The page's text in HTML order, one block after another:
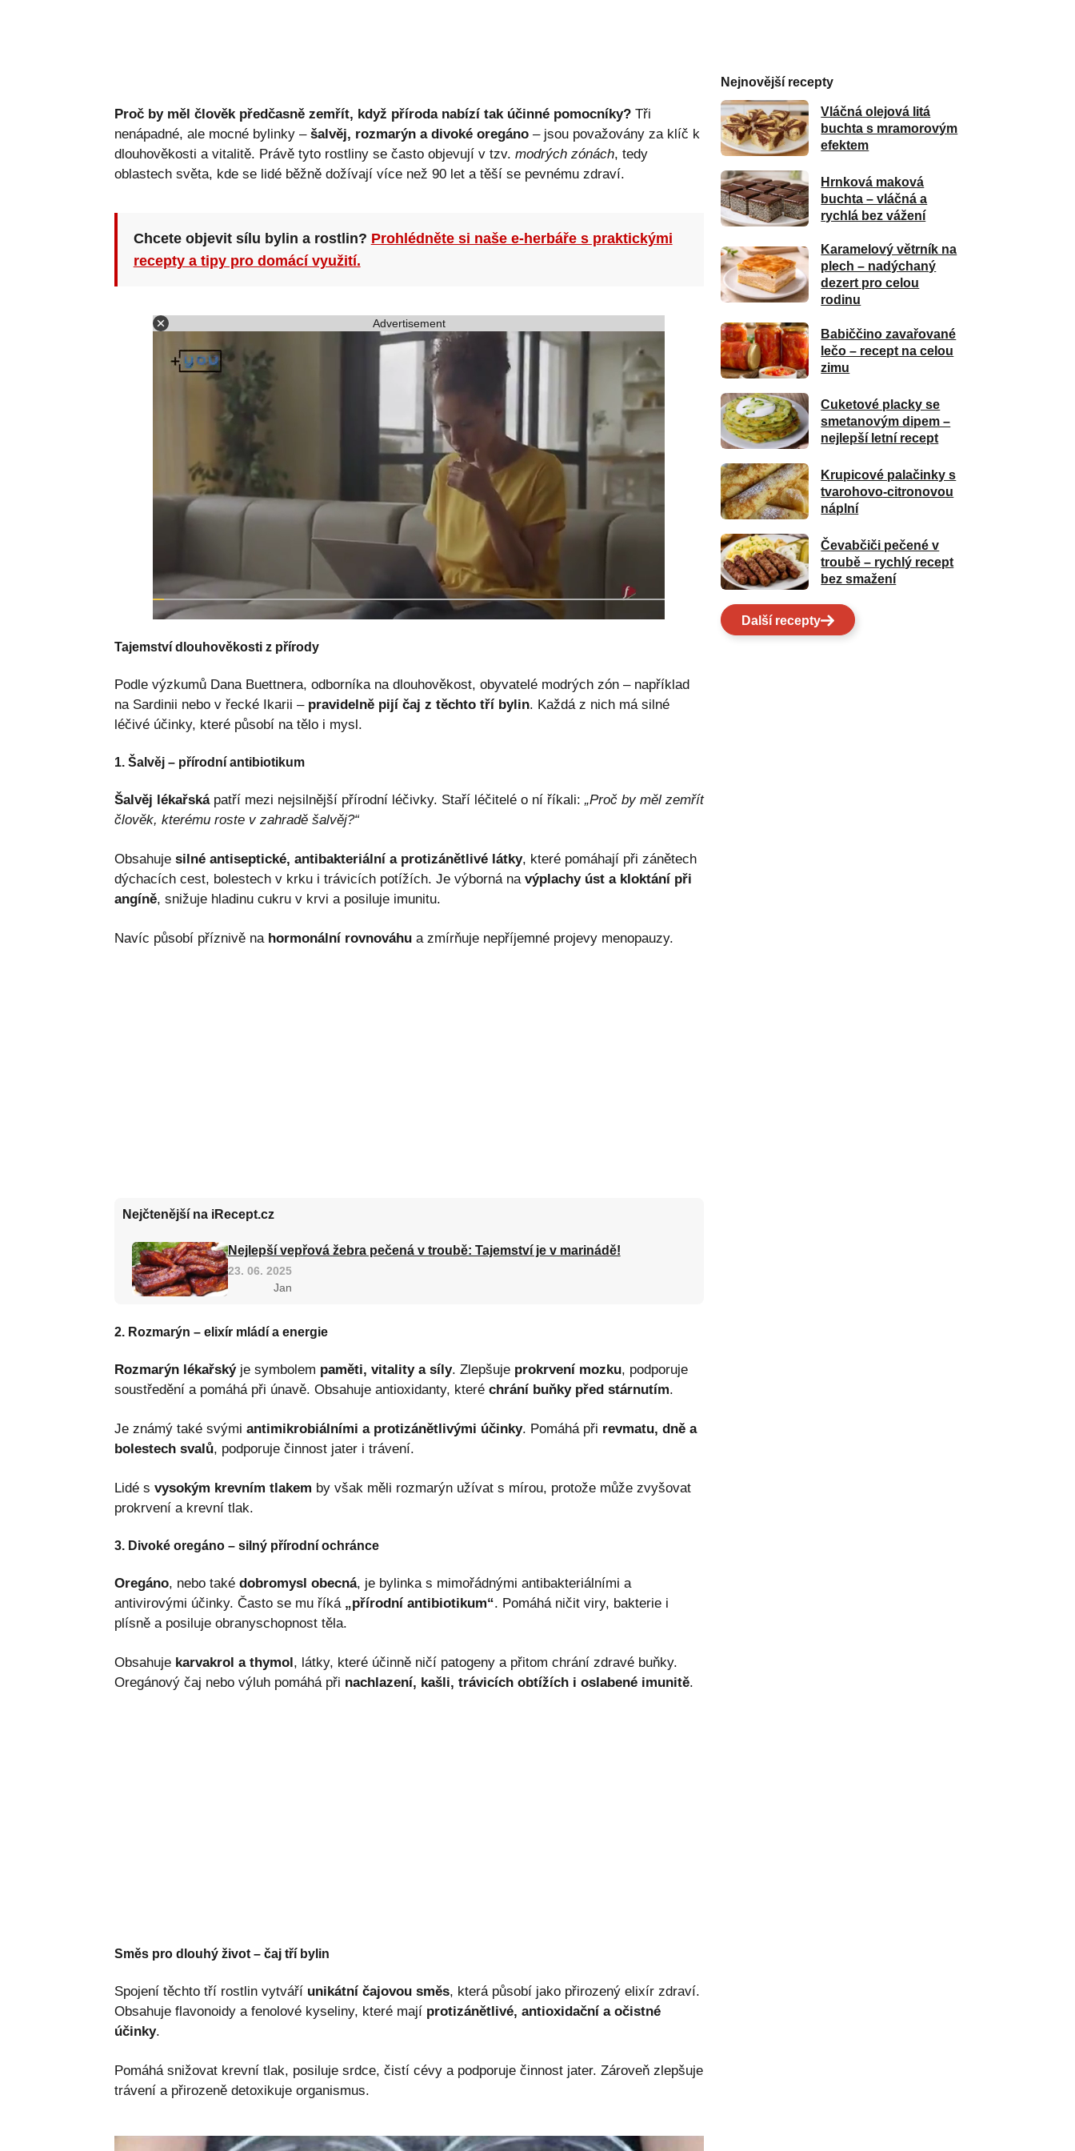
Proč by měl člověk předčasně zemřít, když příroda nabízí tak účinné pomocníky?Tři
nenápadné, ale mocné bylinky – šalvěj, rozmarýn a divoké oregáno– jsou považovány za klíč k
dlouhověkosti a vitalitě. Právě tyto rostliny se často objevují v tzv. modrých zónách, tedy
oblastech světa, kde se lidé běžně dožívají více než 90 let a těší se pevnému zdraví.
Chcete objevit sílu bylin a rostlin? Prohlédněte si naše e-herbáře s praktickými
recepty a tipy pro domácí využití.
Advertisement
Tajemství dlouhověkosti z přírody
Podle výzkumů Dana Buettnera, odborníka na dlouhověkost, obyvatelé modrých zón – například
na Sardinii nebo v řecké Ikarii – pravidelně pijí čaj z těchto tří bylin. Každá z nich má silné
léčivé účinky, které působí na tělo i mysl.
1. Šalvěj – přírodní antibiotikum
Šalvěj lékařskápatří mezi nejsilnější přírodní léčivky. Staří léčitelé o ní říkali: „Proč by měl zemřít
člověk, kterému roste v zahradě šalvěj?“
Obsahuje silné antiseptické, antibakteriální a protizánětlivé látky, které pomáhají při zánětech
dýchacích cest, bolestech v krku i trávicích potížích. Je výborná na výplachy úst a kloktání při
angíně, snižuje hladinu cukru v krvi a posiluje imunitu.
Navíc působí příznivě na hormonální rovnováhua zmírňuje nepříjemné projevy menopauzy.
Nejčtenější na iRecept.cz
Nejlepší vepřová žebra pečená v troubě: Tajemství je v marinádě!
23. 06. 2025
Jan
2. Rozmarýn – elixír mládí a energie
Rozmarýn lékařskýje symbolem paměti, vitality a síly. Zlepšuje prokrvení mozku, podporuje
soustředění a pomáhá při únavě. Obsahuje antioxidanty, které chrání buňky před stárnutím.
Je známý také svými antimikrobiálními a protizánětlivými účinky. Pomáhá při revmatu, dně a
bolestech svalů, podporuje činnost jater i trávení.
Lidé s vysokým krevním tlakem by však měli rozmarýn užívat s mírou, protože může zvyšovat
prokrvení a krevní tlak.
3. Divoké oregáno – silný přírodní ochránce
Oregáno, nebo také dobromysl obecná, je bylinka s mimořádnými antibakteriálními a
antivirovými účinky. Často se mu říká „přírodní antibiotikum“. Pomáhá ničit viry, bakterie i
plísně a posiluje obranyschopnost těla.
Obsahuje karvakrol a thymol , látky, které účinně ničí patogeny a přitom chrání zdravé buňky.
Oregánový čaj nebo výluh pomáhá při nachlazení, kašli, trávicích obtížích i oslabené imunitě.
Směs pro dlouhý život – čaj tří bylin
Spojení těchto tří rostlin vytváří unikátní čajovou směs, která působí jako přirozený elixír zdraví.
Obsahuje flavonoidy a fenolové kyseliny, které mají protizánětlivé, antioxidační a očistné
účinky.
Pomáhá snižovat krevní tlak, posiluje srdce, čistí cévy a podporuje činnost jater. Zároveň zlepšuje
trávení a přirozeně detoxikuje organismus.
Nejnovější recepty
Vláčná olejová litá
buchta s mramorovým
efektem
Hrnková maková
buchta – vláčná a
rychlá bez vážení
Karamelový větrník na
plech – nadýchaný
dezert pro celou
rodinu
Babiččino zavařované
lečo – recept na celou
zimu
Cuketové placky se
smetanovým dipem –
nejlepší letní recept
Krupicové palačinky s
tvarohovo-citronovou
náplní
Čevabčiči pečené v
troubě – rychlý recept
bez smažení
Další recepty